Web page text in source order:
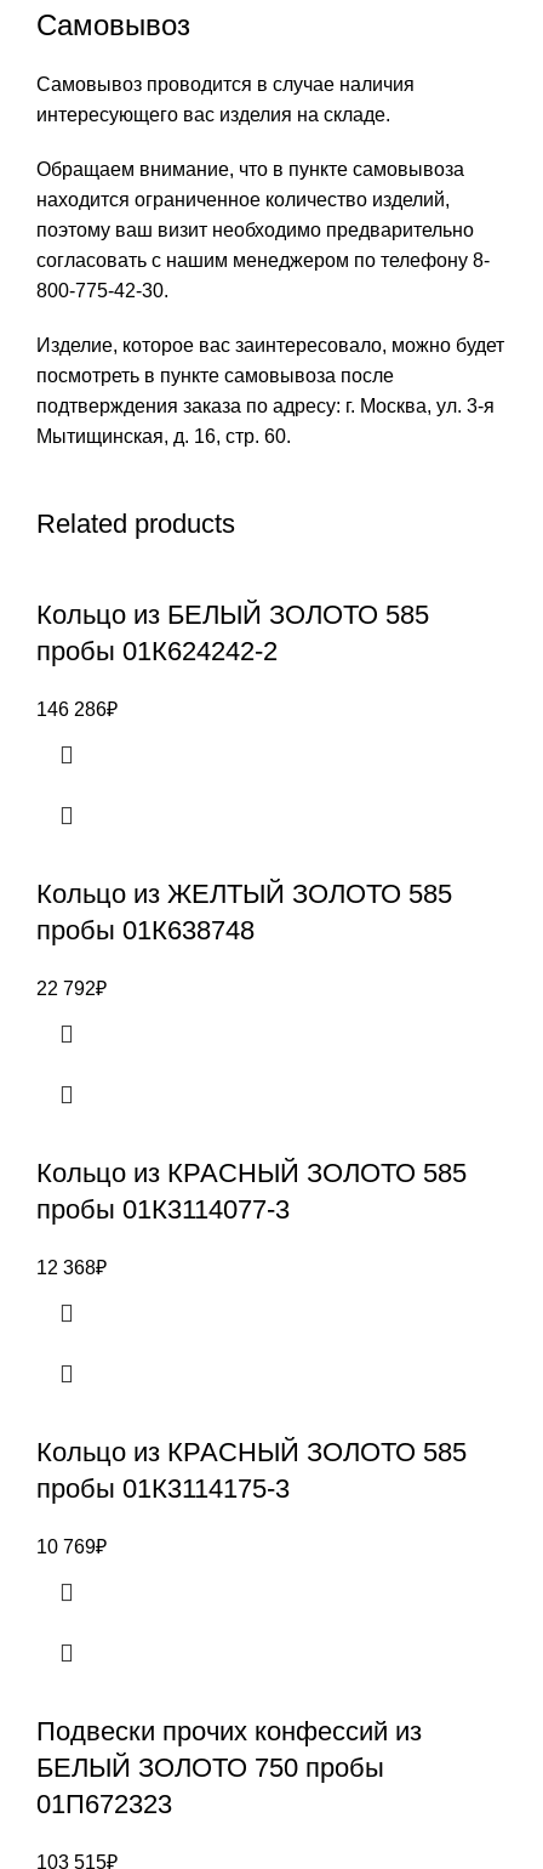
Самовывоз
Самовывоз проводится в случае наличия
интересующего вас изделия на складе.
Обращаем внимание, что в пункте самовывоза
находится ограниченное количество изделий,
поэтому ваш визит необходимо предварительно
согласовать с нашим менеджером по телефону 8-
800-775-42-30.
Изделие, которое вас заинтересовало, можно будет
посмотреть в пункте самовывоза после
подтверждения заказа по адресу: г. Москва, ул. 3-я
Мытищинская, д. 16, стр. 60.
Related products
Кольцо из БЕЛЫЙ ЗОЛОТО 585
пробы 01К624242-2
146 286₽
Кольцо из ЖЕЛТЫЙ ЗОЛОТО 585
пробы 01К638748
22 792₽
Кольцо из КРАСНЫЙ ЗОЛОТО 585
пробы 01К3114077-3
12 368₽
Кольцо из КРАСНЫЙ ЗОЛОТО 585
пробы 01К3114175-3
10 769₽
Подвески прочих конфессий из
БЕЛЫЙ ЗОЛОТО 750 пробы
01П672323
103 515₽